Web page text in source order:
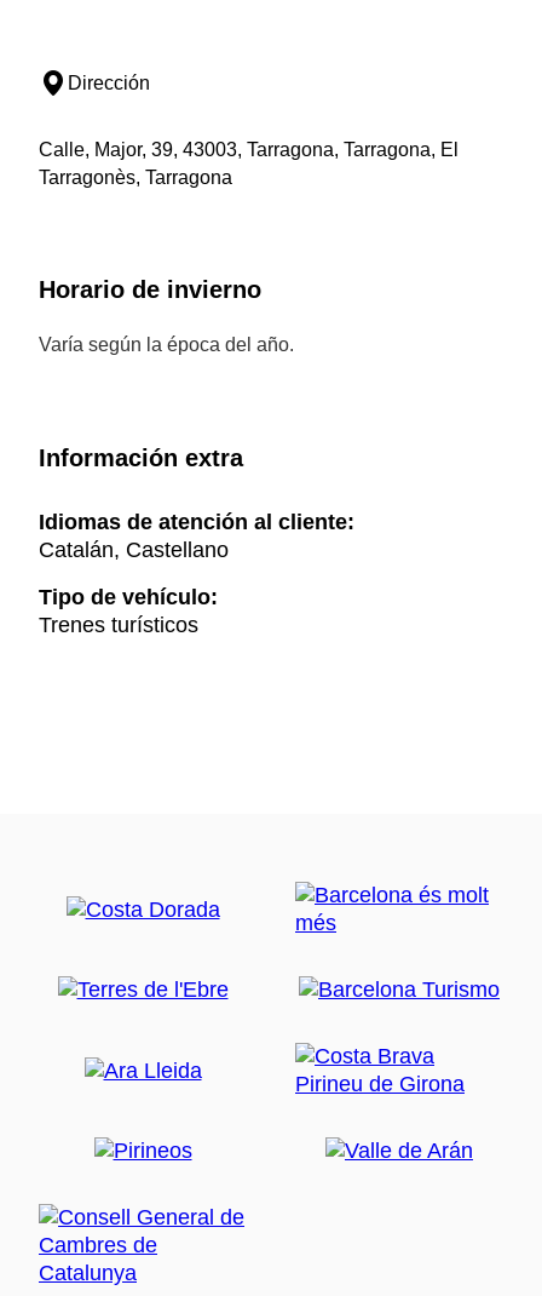
Dirección
Calle, Major, 39, 43003, Tarragona, Tarragona, El
Tarragonès, Tarragona
Horario de invierno
Varía según la época del año.
Información extra
Idiomas de atención al cliente:
Catalán, Castellano
Tipo de vehículo:
Trenes turísticos